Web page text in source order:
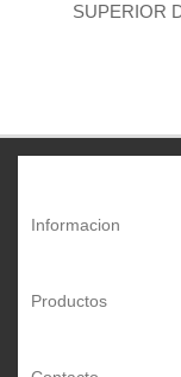
SUPERIOR
Informacion
Productos